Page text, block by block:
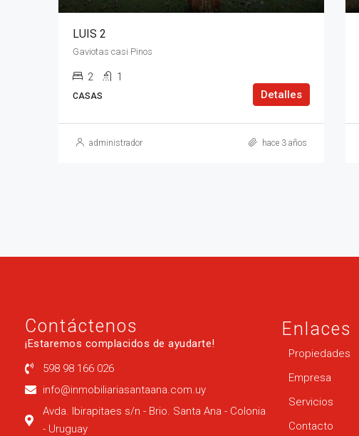
LUIS 2
Gaviotas casi Pinos
2 1
CASAS Detalles
administrador hace 3 años
Contáctenos
¡Estaremos complacidos de ayudarte!
598 98 166 026
info@inmobiliariasantaana.com.uy
Avda. Ibirapitaes s/n - Brio. Santa Ana - Colonia
- Uruguay
Enlaces
Propiedades
Empresa
Servicios
Contacto